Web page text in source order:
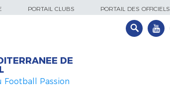
PORTAIL CLUBS PORTAIL DES OFFICIELS
DE
Football Passion